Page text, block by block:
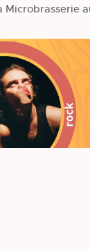
Microbrasserie